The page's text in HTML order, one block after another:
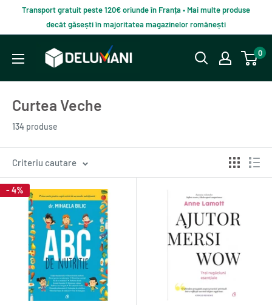
continut
Transport gratuit peste 120€ oriunde în Franța • Mai multe produse
decât găsești în majoritatea magazinelor românești
Delumani
Magazin
românesc
0
Curtea Veche
134 produse
Criteriu cautare
- 4%